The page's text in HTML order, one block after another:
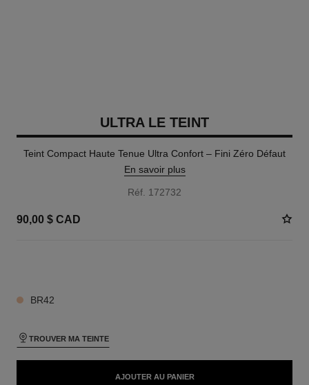
ULTRA LE TEINT
Teint Compact Haute Tenue Ultra Confort – Fini Zéro Défaut
En savoir plus
Réf. 172732
90,00 $ CAD
BR42
TROUVER MA TEINTE
AJOUTER AU PANIER